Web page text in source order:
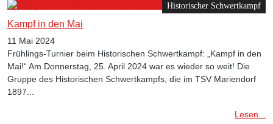
Historischer Schwertkampf
Kampf in den Mai
11 Mai 2024
Frühlings-Turnier beim Historischen Schwertkampf: „Kampf in den
Mai!“ Am Donnerstag, 25. April 2024 war es wieder so weit! Die
Gruppe des Historischen Schwertkampfs, die im TSV Mariendorf
1897...
Lesen...